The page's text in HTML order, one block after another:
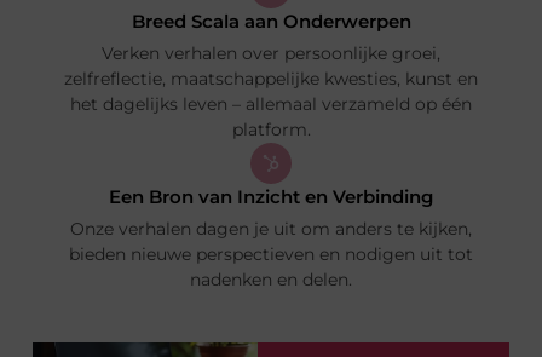
Breed Scala aan Onderwerpen
Verken verhalen over persoonlijke groei,
zelfreflectie, maatschappelijke kwesties, kunst en
het dagelijks leven – allemaal verzameld op één
platform.
Een Bron van Inzicht en Verbinding
Onze verhalen dagen je uit om anders te kijken,
bieden nieuwe perspectieven en nodigen uit tot
nadenken en delen.